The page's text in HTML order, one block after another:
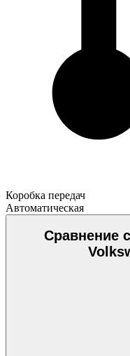
Коробка передач
Автоматическая
Сравнение